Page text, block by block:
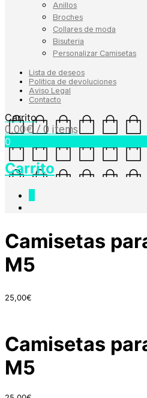
Anillos
Broches
Collares de moda
Bisuteria
Personalizar Camisetas
Lista de deseos
Politica de devoluciones
Aviso Legal
Contacto
Carrito
0,00€ / 0 items
0
Carrito
Camisetas
M5
25,00€
Camisetas
M5